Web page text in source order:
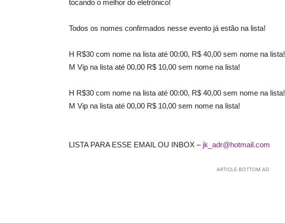
tocando o melhor do eletrônico!
Todos os nomes confirmados nesse evento já estão na lista!
H R$30 com nome na lista até 00:00, R$ 40,00 sem nome na lista!
M Vip na lista até 00,00 R$ 10,00 sem nome na lista!
H R$30 com nome na lista até 00:00, R$ 40,00 sem nome na lista!
M Vip na lista até 00,00 R$ 10,00 sem nome na lista!
LISTA PARA ESSE EMAIL OU INBOX – jk_adr@hotmail.com
ARTICLE BOTTOM AD